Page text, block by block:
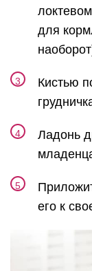
для
Кистью
Ладонь
его к